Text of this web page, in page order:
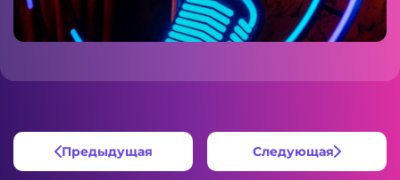
Предыдущая Следующая